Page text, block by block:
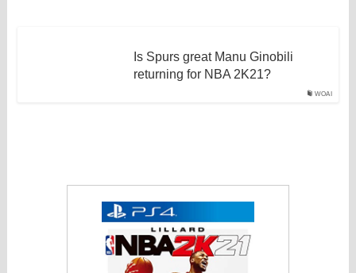
WOAI
Is Spurs great Manu Ginobili
returning for NBA 2K21?